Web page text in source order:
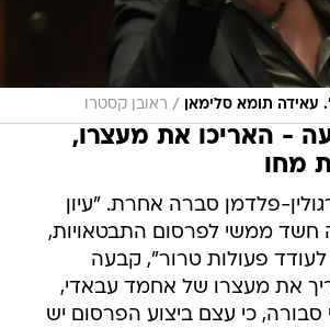
תומא סלימאן / ראובן קסטרו
- האריכו את מעצרו,
מחו
פלדמן סברה אחרת. "עיון
חשד ממשי לפרסום התבטאויות,
פעולות טרור", קבעה
את מעצרו של אחמד עבאדי,
סבורה, כי עצם ביצוע הפרסום יש